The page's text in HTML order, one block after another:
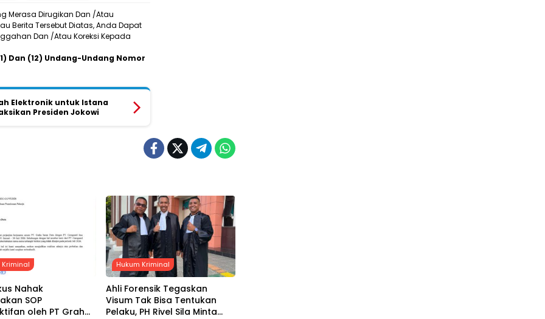
Merasa Dirugikan Dan /Atau
Berita Tersebut Diatas, Anda Dapat
Dan /Atau Koreksi Kepada
Dan (12) Undang-Undang Nomor
Elektronik untuk Istana
Presiden Jokowi
Kriminal
Nahak
SOP
oleh PT Graha
Hukum Kriminal
Ahli Forensik Tegaskan
Visum Tak Bisa Tentukan
Pelaku, PH Rivel Sila Minta